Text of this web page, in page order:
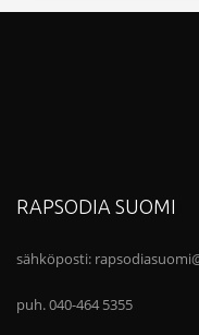
RAPSODIA SUOMI
sähköposti:
puh. 040-464 5355